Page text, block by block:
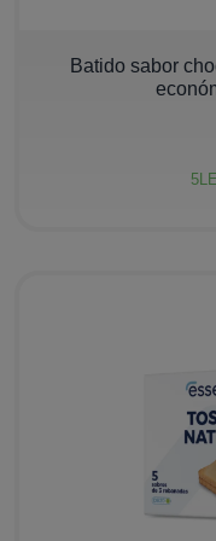
+
Batido sabor